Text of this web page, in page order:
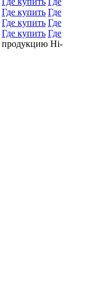
Где купить Где
Где купить Где
Где купить Где
продукцию Hi-